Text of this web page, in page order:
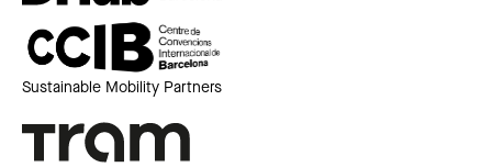
Sustainable Mobility Partners